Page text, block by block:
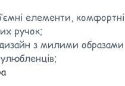
елементи, комфортні
ручок;
з милими образами